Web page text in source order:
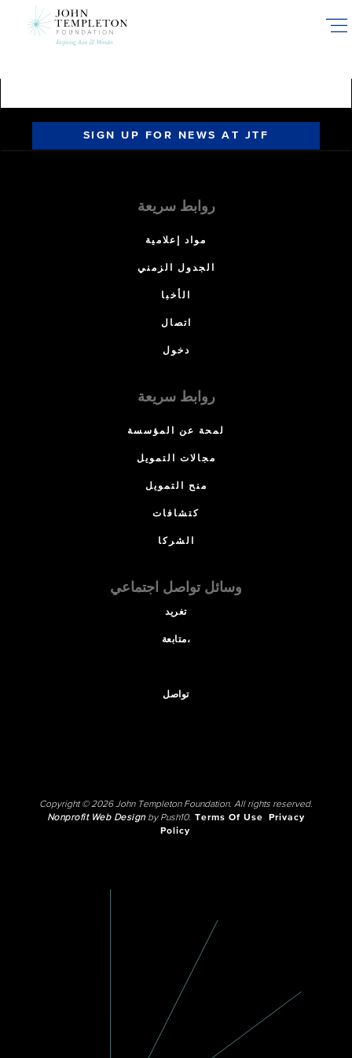
SIGN UP FOR NEWS AT JTF
روابط سريعة
مواد إعلامية
الجدول الزمني
الأخبا
اتصال
دخول
روابط سريعة
لمحة عن المؤسسة
مجالات التمويل
منح التمويل
كتشافات
الشركا
وسائل تواصل اجتماعي
تغريد
متابعة،
تواصل
Copyright © 2026 John Templeton Foundation. All rights reserved.
Nonprofit Web Designby Push10. Terms Of Use
Privacy
Policy